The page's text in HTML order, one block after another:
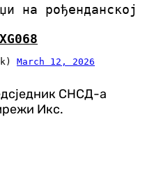
на рођенданској
March 12, 2026
СНСД-а
Икс.